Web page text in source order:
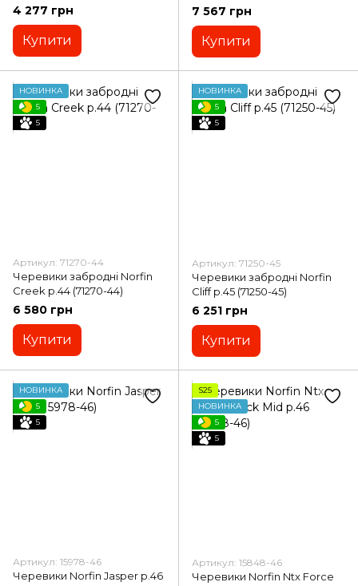
4 277 грн
Купити
7 567 грн
Купити
НОВИНКА
5
5
Артикул: 71270-44
Черевики забродні Norfin
Creek р.44 (71270-44)
6 580 грн
Купити
НОВИНКА
5
5
Артикул: 71250-45
Черевики забродні Norfin
Cliff p.45 (71250-45)
6 251 грн
Купити
НОВИНКА
5
5
Артикул: 15978-46
Черевики Norfin Jasper p.46
S25
НОВИНКА
5
5
Артикул: 15848-46
Черевики Norfin Ntx Force